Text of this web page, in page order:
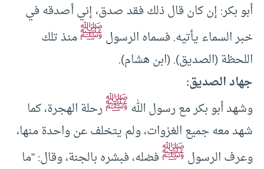
أبو بكر: إن كان قال ذلك فقد صدق، إني أصدقه في
خبر السماء يأتيه. فسماه الرسولﷺمنذ تلك
اللحظة (الصديق). (ابن هشام).
جهاد الصديق:
وشهد أبو بكر مع رسول اللهﷺرحلة الهجرة، كما
شهد معه جميع الغزوات، ولم يتخلف عن واحدة منها،
وعرف الرسولﷺفضله، فبشره بالجنة، وقال: “ما